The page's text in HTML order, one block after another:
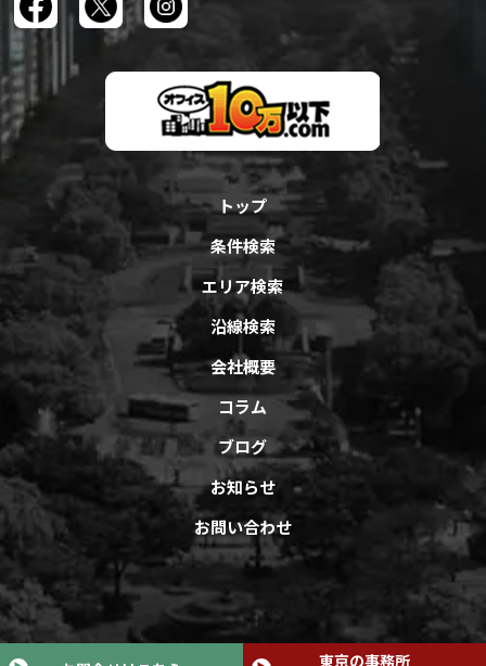
トップ
条件検索
エリア検索
沿線検索
会社概要
コラム
ブログ
お知らせ
お問い合わせ
Copyright © オフィスバンクAll Rights Reserved.
東京の事務所